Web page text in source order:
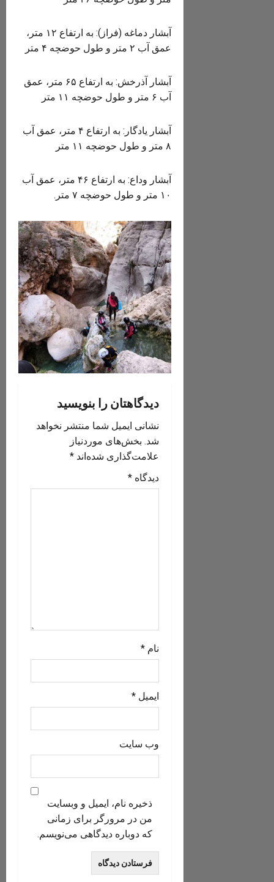
آبشار دماغه (فراز): به ارتفاع ۱۲ متر،
عمق آب ۲ متر و طول حوضچه ۴ متر
آبشار آذرخش: به ارتفاع ۶۵ متر، عمق
آب ۶ متر و طول حوضچه ۱۱ متر
آبشار یادگار: به ارتفاع ۴ متر، عمق آب
۸ متر و طول حوضچه ۱۱ متر
آبشار وداع: به ارتفاع ۴۶ متر، عمق آب
۱۰ متر و طول حوضچه ۷ متر.
دیدگاهتان را بنویسید
نشانی ایمیل شما منتشر نخواهد
شد. بخش‌های موردنیاز
علامت‌گذاری شده‌اند*
دیدگاه*
نام*
ایمیل*
وب‌ سایت
ذخیره نام، ایمیل و وبسایت
من در مرورگر برای زمانی
که دوباره دیدگاهی می‌نویسم.